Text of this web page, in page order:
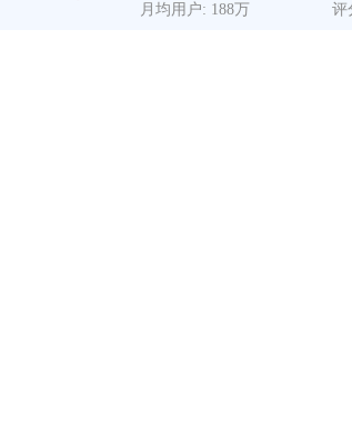
月均用户: 188万
评